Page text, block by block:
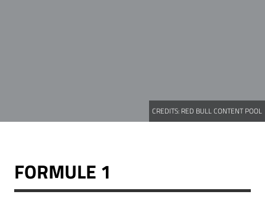
CREDITS: RED BULL CONTENT POOL
FORMULE 1